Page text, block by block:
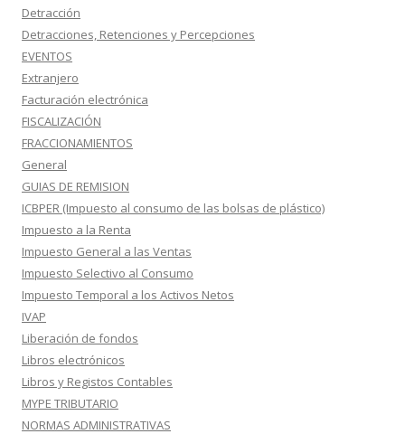
Detracción
Detracciones, Retenciones y Percepciones
EVENTOS
Extranjero
Facturación electrónica
FISCALIZACIÓN
FRACCIONAMIENTOS
General
GUIAS DE REMISION
ICBPER (Impuesto al consumo de las bolsas de plástico)
Impuesto a la Renta
Impuesto General a las Ventas
Impuesto Selectivo al Consumo
Impuesto Temporal a los Activos Netos
IVAP
Liberación de fondos
Libros electrónicos
Libros y Registos Contables
MYPE TRIBUTARIO
NORMAS ADMINISTRATIVAS